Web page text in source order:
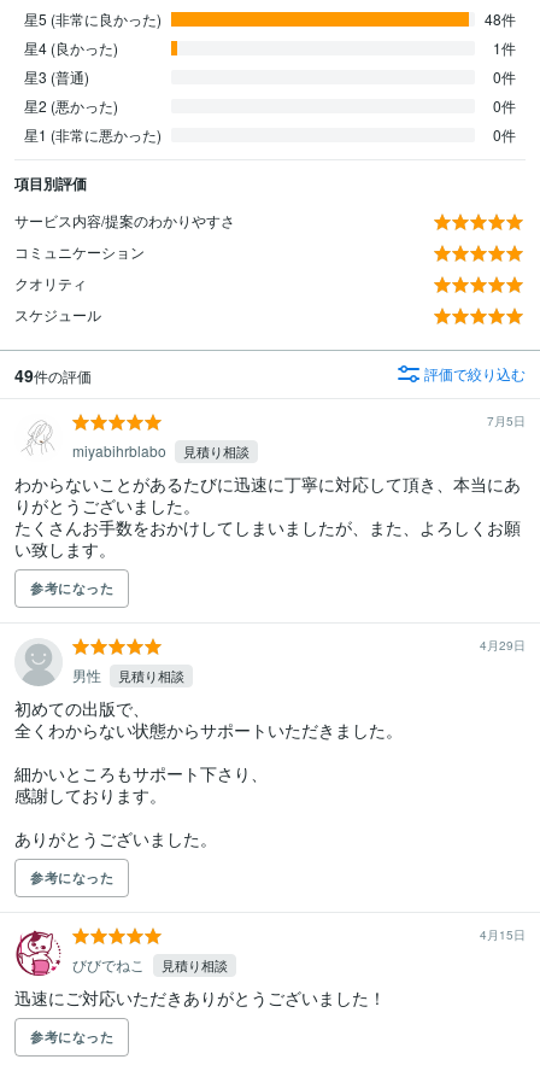
星5 (非常に良かった)
48件
星4 (良かった)
1件
星3 (普通)
0件
星2 (悪かった)
0件
星1 (非常に悪かった)
0件
項目別評価
サービス内容/提案のわかりやすさ
コミュニケーション
クオリティ
スケジュール
49件の評価 評価で絞り込む
7月5日
miyabihrblabo 見積り相談
わからないことがあるたびに迅速に丁寧に対応して頂き、本当にあ
りがとうございました。
たくさんお手数をおかけしてしまいましたが、また、よろしくお願
い致します。
参考になった
4月29日
男性 見積り相談
初めての出版で、
全くわからない状態からサポートいただきました。
細かいところもサポート下さり、
感謝しております。
ありがとうございました。
参考になった
4月15日
びびでねこ 見積り相談
迅速にご対応いただきありがとうございました！
参考になった